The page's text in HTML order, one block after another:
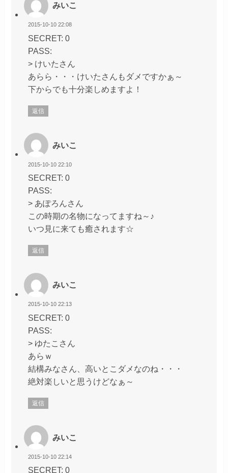
みいこ
2015-10-10 22:08
SECRET: 0
PASS:
> けいたさん
あらら・・・けいたさんもダメですかぁ～
下からでも十分楽しめますよ！
返信
みいこ
2015-10-10 22:10
SECRET: 0
PASS:
> あぽろんさん
この時期の名物になってますね～♪
いつ見に来ても癒されます☆
返信
みいこ
2015-10-10 22:13
SECRET: 0
PASS:
> ゆたこさん
あらｗ
結構みなさん、高いとこダメなのね・・・
絶対楽しいと思うけどなぁ～
返信
みいこ
2015-10-10 22:14
SECRET: 0